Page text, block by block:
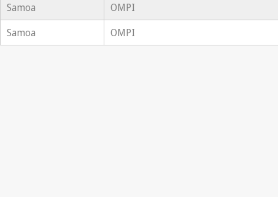
Samoa
OMPI
Samoa
OMPI